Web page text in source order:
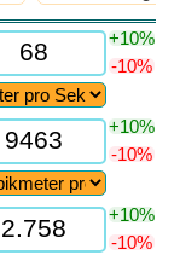
+10%
-10%
+10%
-10%
+10%
-10%